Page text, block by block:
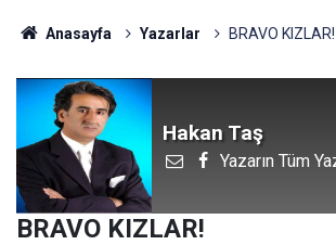
Anasayfa Yazarlar BRAVO KIZLAR!
Hakan Taş
Yazarın Tüm
BRAVO KIZLAR!